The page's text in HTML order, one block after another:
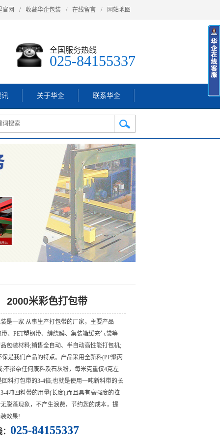
官网 / 收藏华企包装 / 在线留言 / 网站地图
全国服务热线
025-84155337
讯 关于华企 联系华企
2000米彩色打包带
是一家 从事生产打包带的厂家，主要产品
带、PET塑钢带、缠绕膜、集装箱缓充气袋等
包装材料;销售全自动、半自动高性能打包机;
保是我们产品的特点。产品采用全新料(PP聚丙
;不掺杂任何废料及石灰粉，每米克重仅4克左
回料打包带的3-4倍;也就是使用一吨新料带的长
4吨回料带的用量(长度);而且具有高强度的拉
脱落现象，不产生浪费，节约您的成本，提
效果!
025-84155337